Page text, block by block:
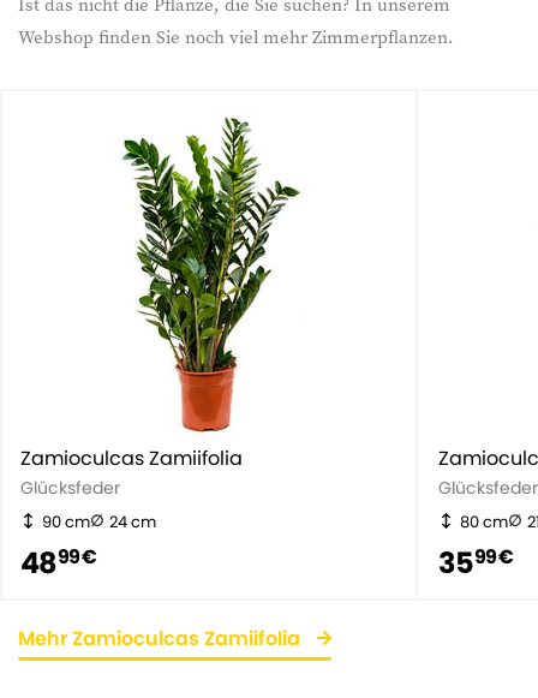
Webshop finden Sie noch viel mehr Zimmerpflanzen.
Zamioculcas Zamiifolia
Glücksfeder
90 cm 24 cm
4899 €
Glücksfeder
80 cm
3599 €
Mehr Zamioculcas Zamiifolia